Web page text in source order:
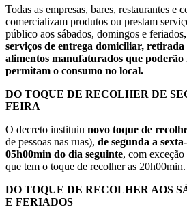
Todas as empresas, bares, restaurantes e
comercializam produtos ou prestam
público aos sábados, domingos e feriados
serviços de entrega domiciliar,
alimentos manufaturados que
permitam o consumo no local.
DO TOQUE DE RECOLHER DE
FEIRA
O decreto instituiu novo toque de
de pessoas nas ruas), de segunda a
05h00min do dia seguinte, com
que tem o toque de recolher as 20h00min.
DO TOQUE DE RECOLHER AOS
E FERIADOS